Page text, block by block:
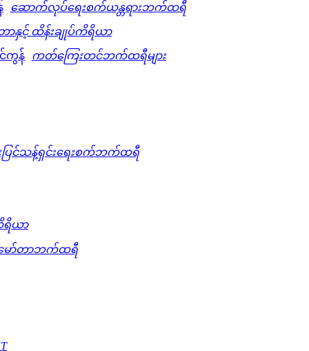
ဆောက်လုပ်ရေးစက်ယန္တရားဘက်ထရီ
ာနှင့် ထိန်းချုပ်ကိရိယာ
ကတ်ကြေးတင်ဘက်ထရီများ
ပြင်သန့်ရှင်းရေးစက်ဘက်ထရီ
ရိယာ
ော်တာဘက်ထရီ